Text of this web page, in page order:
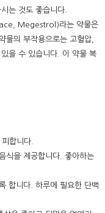
는 것도 좋습니다.
Megestrol)라는 약물은
물의 부작용으로는 고혈압,
을 수 있습니다. 이 약물 복
합니다.
식을 제공합니다. 좋아하는
합니다. 하루에 필요한 단백